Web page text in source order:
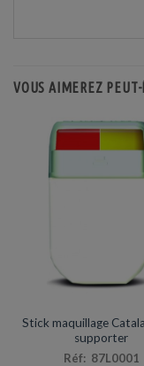
VOUS AIMEREZ
Stick maquillage
supporter
Réf: 87L0001